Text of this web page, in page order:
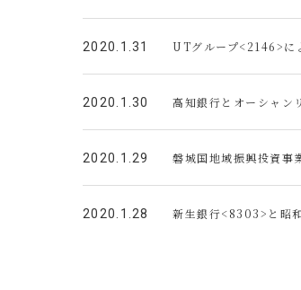
2020.1.31 UTグループ<2146>に
2020.1.30 高知銀行とオーシャン
2020.1.29 磐城国地域振興投資事
2020.1.28 新生銀行<8303>と昭